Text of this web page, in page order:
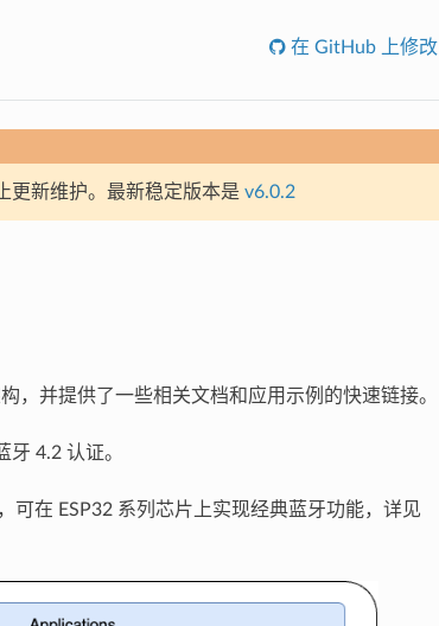
在 GitHub 上修改
更新维护。最新稳定版本是 v6.0.2
，并提供了一些相关文档和应用示例的快速链接。
4.2 认证。
可在 ESP32 系列芯片上实现经典蓝牙功能，详见